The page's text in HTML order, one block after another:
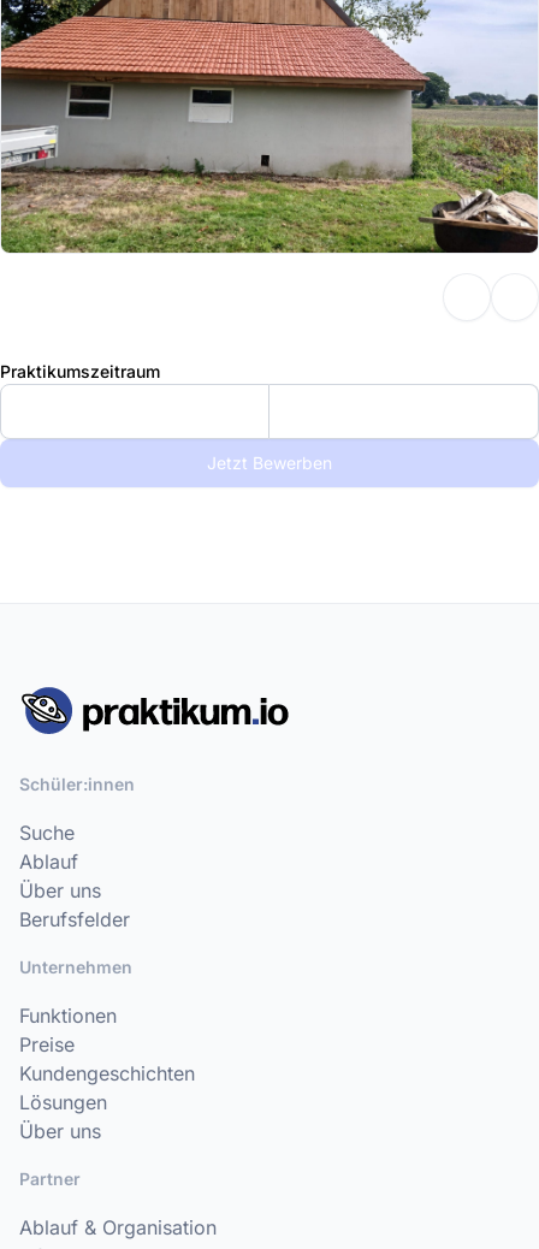
Praktikumszeitraum
Jetzt Bewerben
Schüler:innen
Suche
Ablauf
Über uns
Berufsfelder
Unternehmen
Funktionen
Preise
Kundengeschichten
Lösungen
Über uns
Partner
Ablauf & Organisation